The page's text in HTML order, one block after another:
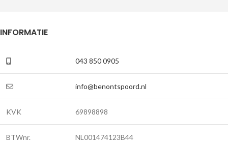
INFORMATIE
043 850 0905
info@benontspoord.nl
KVK 69898898
BTWnr. NL001474123B44